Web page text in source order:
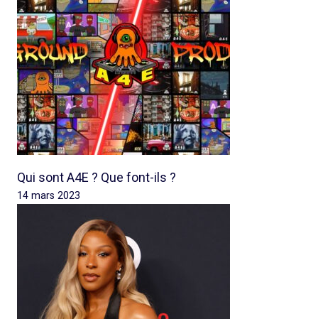
Qui sont A4E ? Que font-ils ?
14 mars 2023